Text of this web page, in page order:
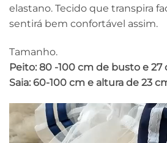
elastano. Tecido que transpira
sentirá bem confortável assim.
Tamanho.
Peito: 80 -100 cm de busto e 27
Saia: 60-100 cm e altura de 23